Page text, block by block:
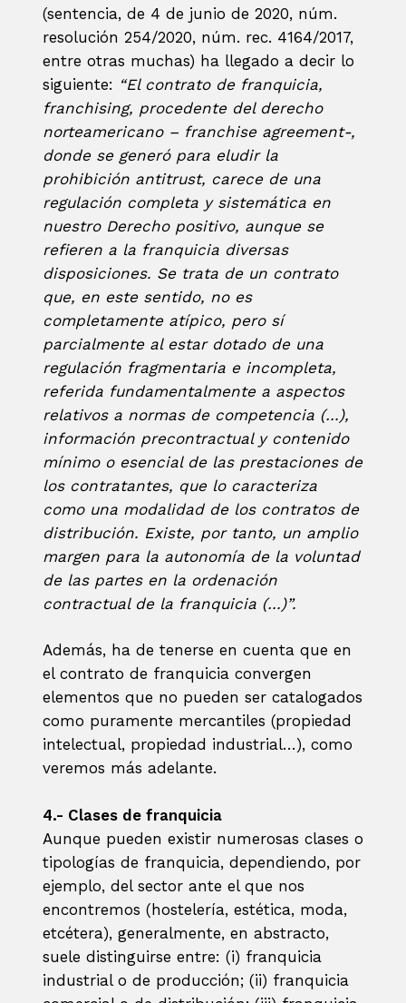
(sentencia, de 4 de junio de 2020, núm.
resolución 254/2020, núm. rec. 4164/2017,
entre otras muchas) ha llegado a decir lo
siguiente: “El contrato de franquicia,
franchising, procedente del derecho
norteamericano – franchise agreement-,
donde se generó para eludir la
prohibición antitrust, carece de una
regulación completa y sistemática en
nuestro Derecho positivo, aunque se
refieren a la franquicia diversas
disposiciones. Se trata de un contrato
que, en este sentido, no es
completamente atípico, pero sí
parcialmente al estar dotado de una
regulación fragmentaria e incompleta,
referida fundamentalmente a aspectos
relativos a normas de competencia (…),
información precontractual y contenido
mínimo o esencial de las prestaciones de
los contratantes, que lo caracteriza
como una modalidad de los contratos de
distribución. Existe, por tanto, un amplio
margen para la autonomía de la voluntad
de las partes en la ordenación
contractual de la franquicia (…)”.
Además, ha de tenerse en cuenta que en
el contrato de franquicia convergen
elementos que no pueden ser catalogados
como puramente mercantiles (propiedad
intelectual, propiedad industrial…), como
veremos más adelante.
4.- Clases de franquicia
Aunque pueden existir numerosas clases o
tipologías de franquicia, dependiendo, por
ejemplo, del sector ante el que nos
encontremos (hostelería, estética, moda,
etcétera), generalmente, en abstracto,
suele distinguirse entre: (i) franquicia
industrial o de producción; (ii) franquicia